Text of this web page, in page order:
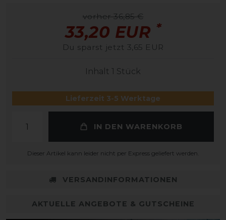
vorher 36,85 €
33,20 EUR *
Du sparst jetzt 3,65 EUR
Inhalt 1 Stück
Lieferzeit 3-5 Werktage
IN DEN WARENKORB
Dieser Artikel kann leider nicht per Express geliefert werden.
VERSANDINFORMATIONEN
AKTUELLE ANGEBOTE & GUTSCHEINE